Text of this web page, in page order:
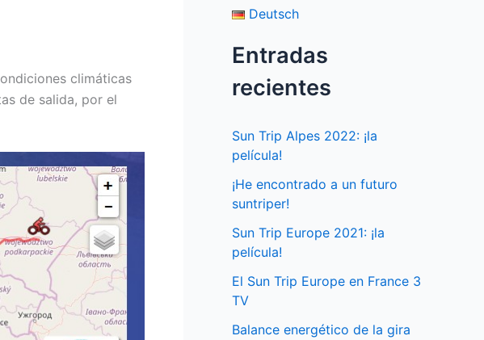
climáticas
de salida, por el
Deutsch
Entradas
recientes
Sun Trip Alpes 2022: ¡la
película!
¡He encontrado a un futuro
suntriper!
Sun Trip Europe 2021: ¡la
película!
El Sun Trip Europe en France 3
TV
Balance energético de la gira